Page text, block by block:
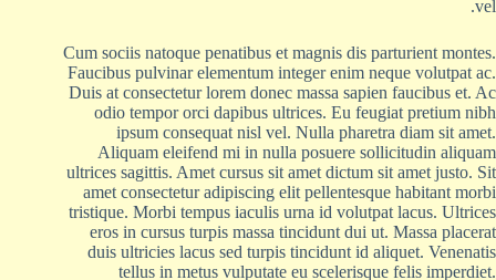
vel.
Cum sociis natoque penatibus et magnis dis parturient montes.
Faucibus pulvinar elementum integer enim neque volutpat ac.
Duis at consectetur lorem donec massa sapien faucibus et. Ac
odio tempor orci dapibus ultrices. Eu feugiat pretium nibh
ipsum consequat nisl vel. Nulla pharetra diam sit amet.
Aliquam eleifend mi in nulla posuere sollicitudin aliquam
ultrices sagittis. Amet cursus sit amet dictum sit amet justo. Sit
amet consectetur adipiscing elit pellentesque habitant morbi
tristique. Morbi tempus iaculis urna id volutpat lacus. Ultrices
eros in cursus turpis massa tincidunt dui ut. Massa placerat
duis ultricies lacus sed turpis tincidunt id aliquet. Venenatis
tellus in metus vulputate eu scelerisque felis imperdiet.